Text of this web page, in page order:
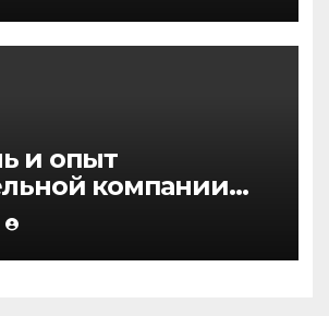
и опыт
компании